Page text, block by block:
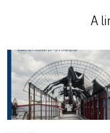
A